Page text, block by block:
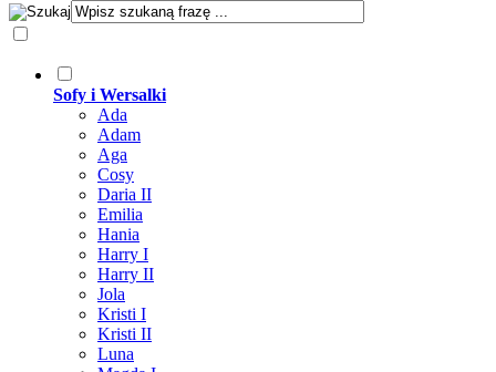
Sofy i Wersalki
Ada
Adam
Aga
Cosy
Daria II
Emilia
Hania
Harry I
Harry II
Jola
Kristi I
Kristi II
Luna